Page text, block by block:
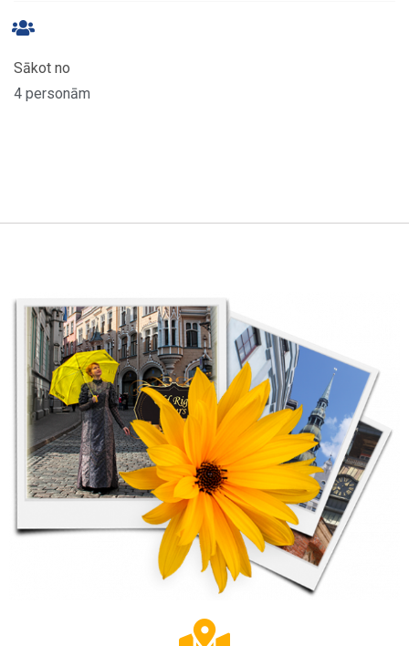
Sākot no
4 personām